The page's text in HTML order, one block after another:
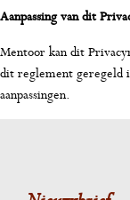
Aanpassing van dit
Mentoor kan dit
dit reglement geregeld
aanpassingen.